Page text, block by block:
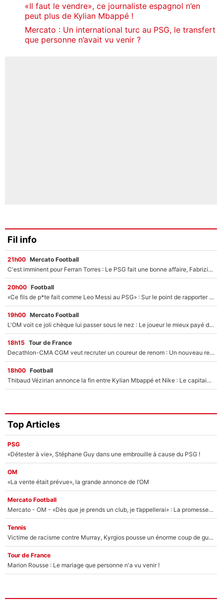
«Il faut le vendre», ce journaliste espagnol n’en
peut plus de Kylian Mbappé !
Mercato : Un international turc au PSG, le transfert
que personne n’avait vu venir ?
Fil info
21h00 Mercato Football
C'est imminent pour Ferran Torres : Le PSG fait une bonne affaire, Fabrizio Romano révèle le vrai prix du joueur !
20h00 Football
«Ce fils de p*te fait comme Leo Messi au PSG» : Sur le point de rapporter gros à l'OM, Facundo Medina raconte son clash avec des supporters !
19h00 Mercato Football
L'OM voit ce joli chèque lui passer sous le nez : Le joueur le mieux payé du club refuse de partir, son transfert est annulé à la dernière minute !
18h15 Tour de France
Decathlon-CMA CGM veut recruter un coureur de renom : Un nouveau renfort important arrive pour Paul Seixas ?
18h00 Football
Thibaud Vézirian annonce la fin entre Kylian Mbappé et Nike : Le capitaine de l'équipe de France lui répond sur Instagram !
Top Articles
PSG
«Détester à vie», Stéphane Guy dans une embrouille à cause du PSG !
OM
«La vente était prévue», la grande annonce de l’OM
Mercato Football
Mercato - OM - «Dès que je prends un club, je t’appellerai» : La promesse de Marcelino au moment de claquer la porte
Tennis
Victime de racisme contre Murray, Kyrgios pousse un énorme coup de gueule !
Tour de France
Marion Rousse : Le mariage que personne n'a vu venir !